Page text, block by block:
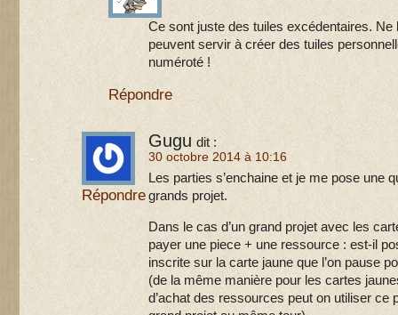
Ce sont juste des tuiles excédentaires.
peuvent servir à créer des tuiles
numéroté !
Répondre
Gugu dit :
30 octobre 2014 à 10:16
Les parties s’enchaine et je me pose une
grands projet.
Dans le cas d’un grand projet avec les
payer une piece + une ressource : est-il
inscrite sur la carte jaune que l’on pause
(de la même manière pour les cartes
d’achat des ressources peut on utiliser ce
Répondre